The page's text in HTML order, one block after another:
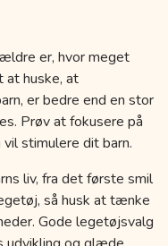
er, hvor meget
at huske, at
er bedre end en stor
Prøv at fokusere på
stimulere dit barn.
liv, fra det første smil
så husk at tænke
Gode legetøjsvalg